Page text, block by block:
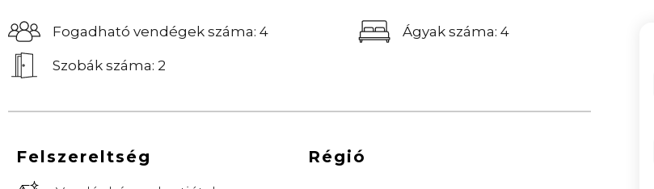
Fogadható vendégek száma: 4 Ágyak száma: 4
Szobák száma: 2
Felszereltség Régió